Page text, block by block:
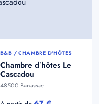
B&B / CHAMBRE D'HÔTES
Chambre d'hôtes Le
Cascadou
48500 Banassac